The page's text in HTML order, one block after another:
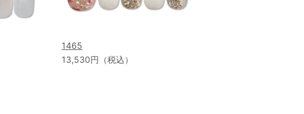
1465
13,530円（税込）